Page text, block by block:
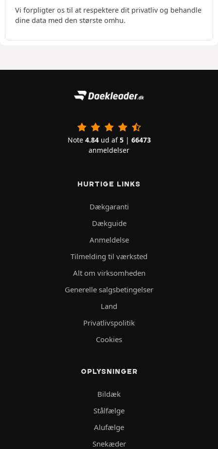
Vi forpligter os til at respektere dit privatliv og behandle
dine data med den største omhu.
Note 4.84ud af5| 66473
anmeldelser
HURTIGE LINKS
Dækgaranti
Dækguide
Anmeldelse
Tilmelding til værksted
Alt om virksomheden
Generelle salgsbetingelser
Land
Privatlivspolitik
Cookies
OPLYSNINGER
Bildæk
Stålfælge
Alufælge
Snekæder